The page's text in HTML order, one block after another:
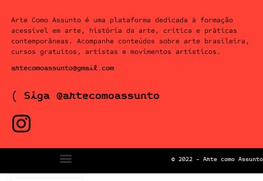
Arte Como Assunto é uma plataforma dedicada à formação
acessível em arte, história da arte, crítica e práticas
contemporâneas. Acompanhe conteúdos sobre arte brasileira,
cursos gratuitos, artistas e movimentos artísticos.
artecomoassunto@gmail.com
( Siga @artecomoassunto
© 2022 – Arte como Assunto